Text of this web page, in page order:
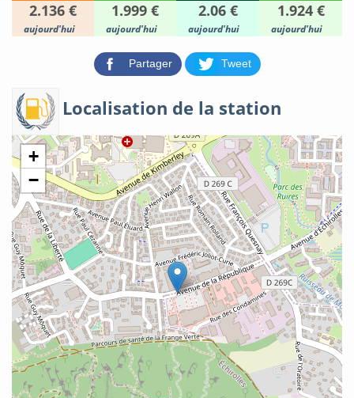
2.136 € 1.999 € 2.06 € 1.924 €
aujourd'hui aujourd'hui aujourd'hui aujourd'hui
Partager Tweet
Localisation de la station
+
−